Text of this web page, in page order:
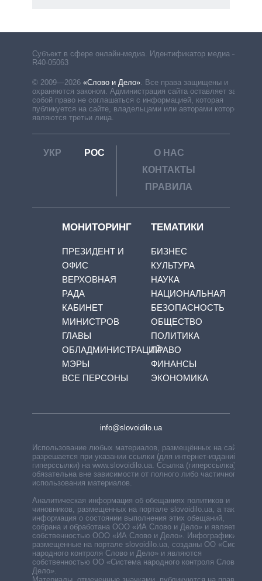
Субъект в сфере онлайн-медиа. Идентификатор медиа –
R40-05063
© 2009—2026 «Слово и Дело». Все права защищены и
охраняются законом. Администрация сайта оставляет за
собой право не соглашаться с информацией, которая
публикуется на сайте, владельцами или авторами которой
являются третьи лица.
УКР РОС
О НАС
КОНТАКТЫ
ПРАВИЛА
МОНИТОРИНГ
ПРЕЗИДЕНТ И
ОФИС
ВЕРХОВНАЯ
РАДА
КАБИНЕТ
МИНИСТРОВ
ГЛАВЫ
ОБЛАДМИНИСТРАЦИЙ
МЭРЫ
ВСЕ ПЕРСОНЫ
ТЕМАТИКИ
БИЗНЕС
КУЛЬТУРА
НАУКА
НАЦИОНАЛЬНАЯ
БЕЗОПАСНОСТЬ
ОБЩЕСТВО
ПОЛИТИКА
ПРАВО
ФИНАНСЫ
ЭКОНОМИКА
info@slovoidilo.ua
Использование любых материалов, размещённых на сайте,
разрешается при указании ссылки (для интернет-изданий —
гиперссылки) на www.slovoidilo.ua. Ссылка (гиперссылка)
обязательна вне зависимости от полного либо частичного
использования материалов.
Аналитическая информация об обещаниях политиков и
чиновников, размещенных на портале slovoidilo.ua, а также
информация о состоянии выполнения этих обещаний,
собрана и обработана ООО «ИА Слово и Дело» и является
собственностью ООО «ИА Слово и Дело». Инфографики,
размещенные на портале slovoidilo.ua, созданы ОО «Система
народного контроля Слово и Дело» и являются
собственностью ОО «Система народного контроля Слово и
Дело».